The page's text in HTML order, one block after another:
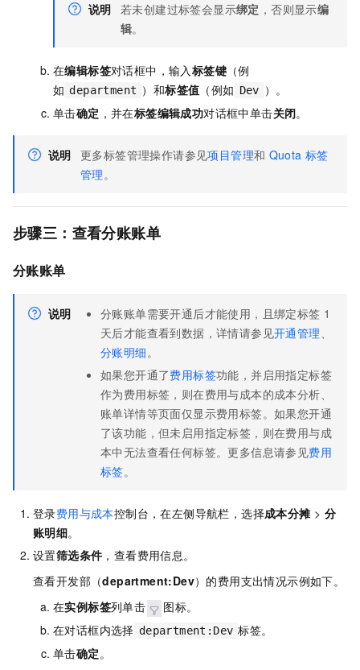
说明 若未创建过标签会显示绑定 ，否则显示编
辑。
在编辑标签对话框中，输入标签键 （例
如 department ）和标签值 （例如 Dev ）。
单击确定 ，并在标签编辑成功对话框中单击关闭。
说明 更多标签管理操作请参见项目管理和 Quota 标签
管理。
步骤三：查看分账账单
分账账单
说明 分账账单需要开通后才能使用，且绑定标签 1
天后才能查看到数据，详情请参见开通管理、
分账明细。
如果您开通了费用标签功能，并启用指定标签
作为费用标签，则在费用与成本的成本分析、
账单详情等页面仅显示费用标签。如果您开通
了该功能，但未启用指定标签，则在费用与成
本中无法查看任何标签。更多信息请参见费用
标签。
登录费用与成本控制台，在左侧导航栏，选择成本分摊 > 分
账明细。
设置筛选条件 ，查看费用信息。
查看开发部（department:Dev）的费用支出情况示例如下。
在实例标签列单击
图标。
在对话框内选择 department:Dev 标签。
单击确定。